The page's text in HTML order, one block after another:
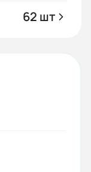
62 шт